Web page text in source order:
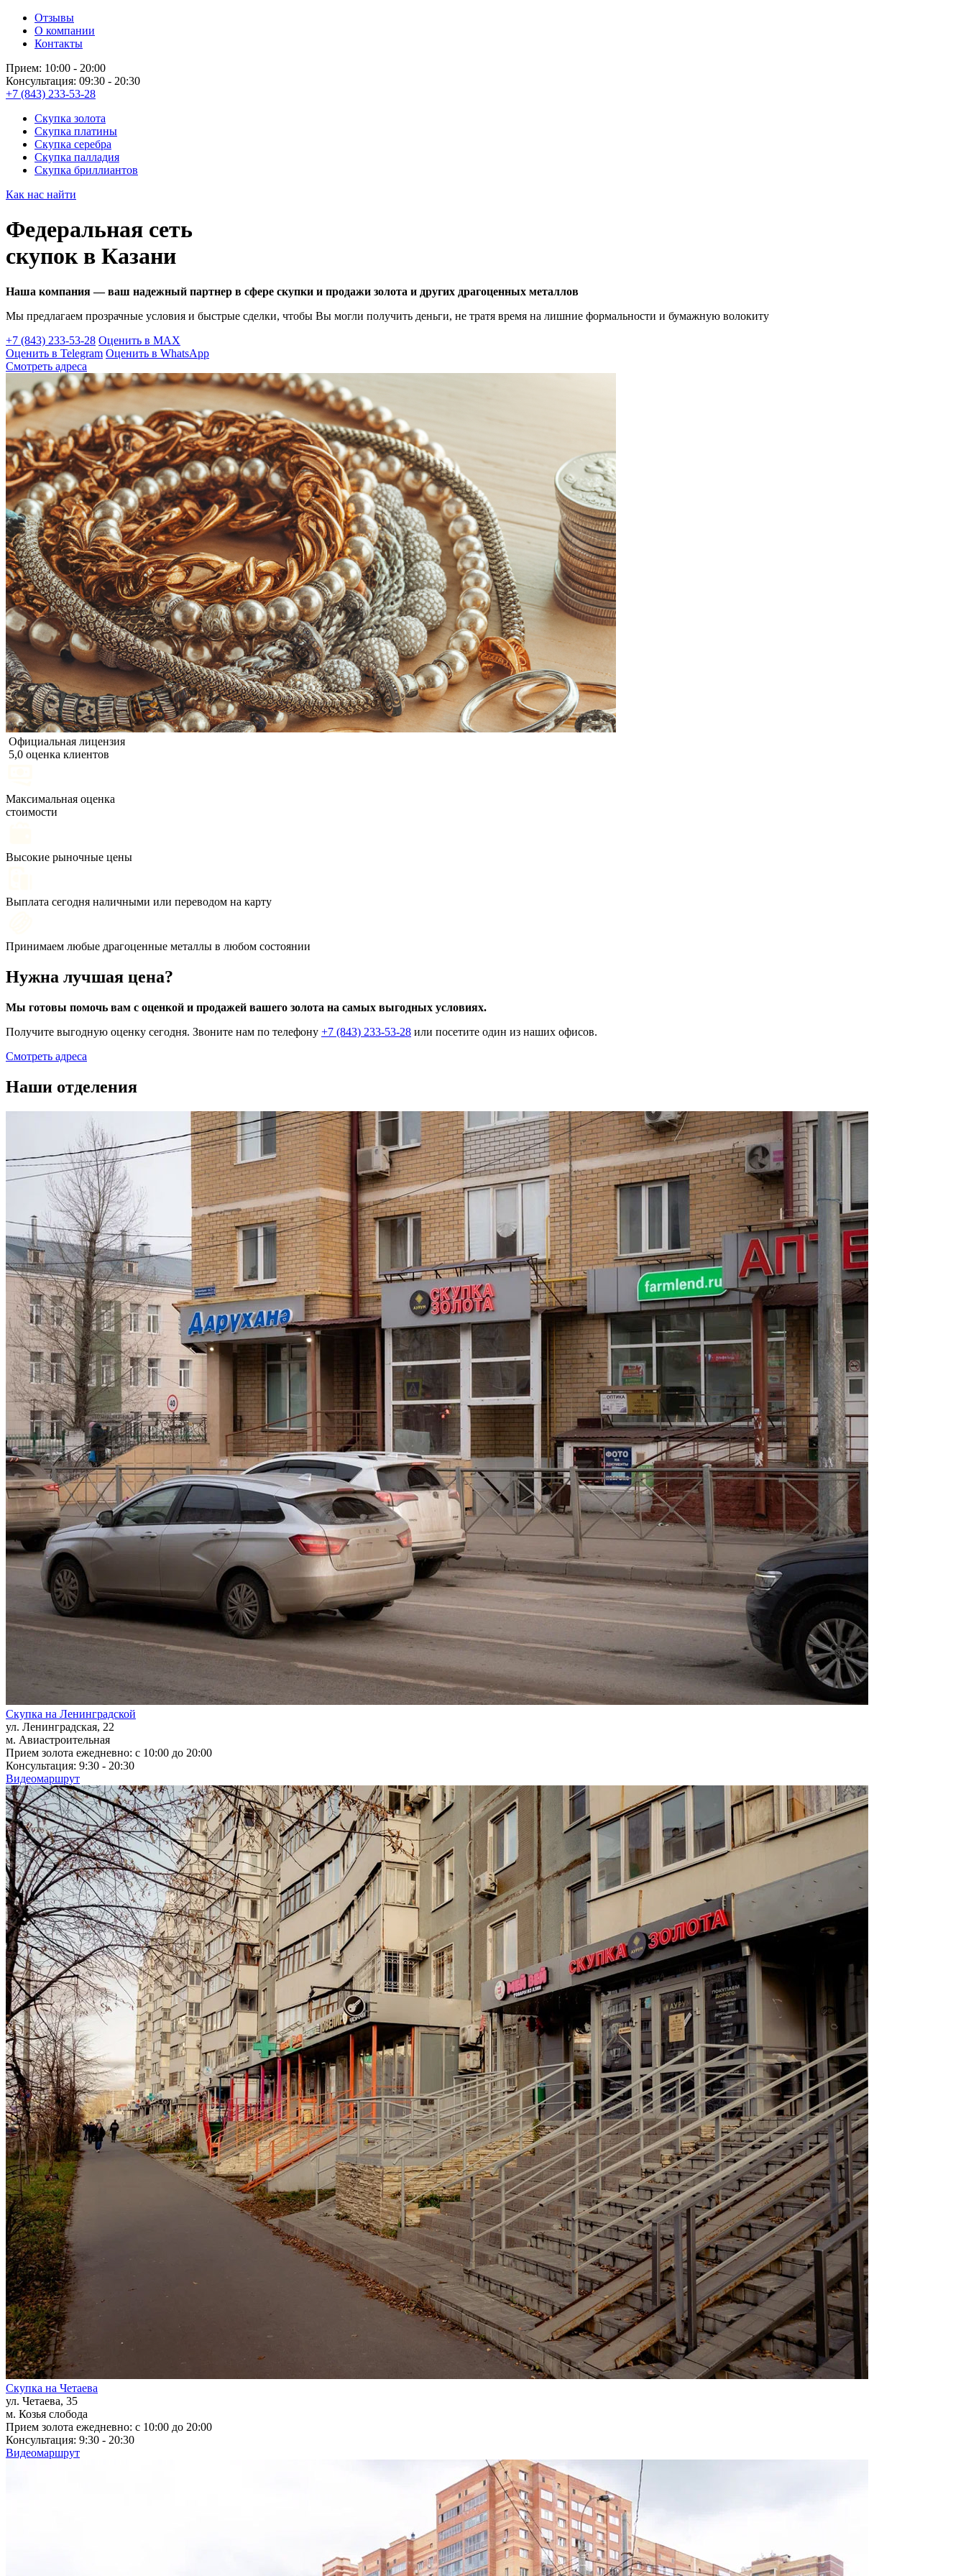
Отзывы
О компании
Контакты
Прием: 10:00 - 20:00
Консультация: 09:30 - 20:30
+7 (843) 233-53-28
Скупка золота
Скупка платины
Скупка серебра
Скупка палладия
Скупка бриллиантов
Как нас найти
Федеральная сеть
скупок в Казани
Наша компания — ваш надежный партнер в сфере скупки и продажи золота и других драгоценных металлов
Мы предлагаем прозрачные условия и быстрые сделки, чтобы Вы могли получить деньги, не тратя время на лишние формальности и бумажную волокиту
+7 (843) 233-53-28 Оценить в MAX
Оценить в Telegram Оценить в WhatsApp
Смотреть адреса
Официальная лицензия
5,0 оценка клиентов
Максимальная оценка
стоимости
Высокие рыночные цены
Выплата сегодня наличными или переводом на карту
Принимаем любые драгоценные металлы в любом состоянии
Нужна лучшая цена?
Мы готовы помочь вам с оценкой и продажей вашего золота на самых выгодных условиях.
Получите выгодную оценку сегодня. Звоните нам по телефону +7 (843) 233-53-28 или посетите один из наших офисов.
Смотреть адреса
Наши отделения
Скупка на Ленинградской
ул. Ленинградская, 22
м. Авиастроительная
Прием золота ежедневно: с 10:00 до 20:00
Консультация: 9:30 - 20:30
Видеомаршрут
Скупка на Четаева
ул. Четаева, 35
м. Козья слобода
Прием золота ежедневно: с 10:00 до 20:00
Консультация: 9:30 - 20:30
Видеомаршрут